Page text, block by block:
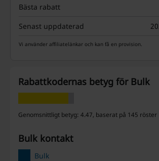
Bästa rabatt
Senast uppdaterad
Vi använder affiliatelänkar och kan få en provision.
Rabattkodernas betyg för Bulk
Genomsnittligt betyg: 4.47, baserat på 145 röster
Bulk kontakt
Bulk